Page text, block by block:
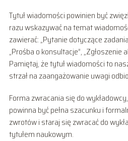
Tytuł wiadomości powinien być
razu wskazywać na temat
zawierać: „Pytanie dotyczące
„Prośba o konsultacje”, „Zgłoszenie
Pamiętaj, że tytuł wiadomości to
strzał na zaangażowanie uwagi
Forma zwracania się do
powinna być pełna szacunku i
zwrotów i staraj się zwracać do
tytułem naukowym.